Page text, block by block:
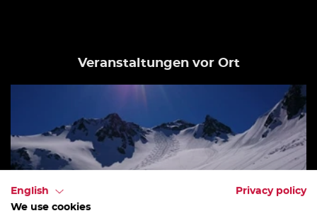
Veranstaltungen vor Ort
English
Privacy policy
We use cookies